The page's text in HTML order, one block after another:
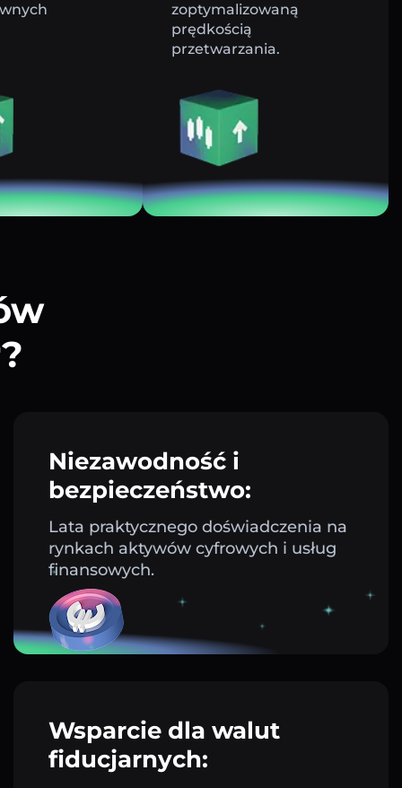
zoptymalizowaną
prędkością
przetwarzania.
Niezawodność i
bezpieczeństwo:
Lata praktycznego doświadczenia na
rynkach aktywów cyfrowych i usług
finansowych.
Wsparcie dla walut
fiducjarnych: